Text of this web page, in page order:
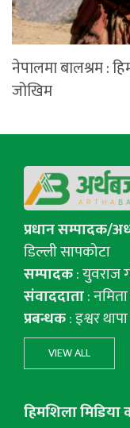
नेपालमा बालश्रम :
जोखिम
प्रधान सम्पादक/
डिल्ली सापकोटा
सम्पादक: युवराज
संवाददाता:
प्रबन्धक: इश्वर थापा
VIEW ALL
हिमशिला मिडिया